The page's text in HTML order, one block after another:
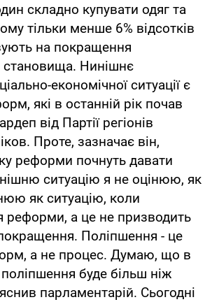
складно купувати одяг та
тільки менше 6% відсотків
на покращення
становища. Нинішнє
економічної ситуації є
які в останній рік почав
від Партії регіонів
Проте, зазначає він,
реформи почнуть давати
ситуацію я не оцінюю, як
як ситуацію, коли
реформи, а це не призводить
Поліпшення - це
а не процес. Думаю, що в
буде більш ніж
парламентарій. Сьогодні